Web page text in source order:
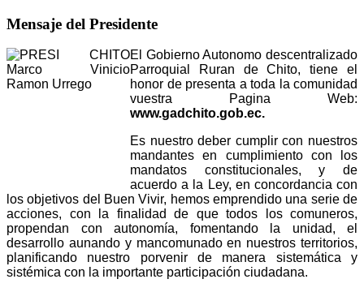
Mensaje del Presidente
El Gobierno Autonomo descentralizado
Parroquial Ruran de Chito, tiene el
honor de presenta a toda la comunidad
vuestra Pagina Web:
www.gadchito.gob.ec.
Es nuestro deber cumplir con nuestros
mandantes en cumplimiento con los
mandatos constitucionales, y de
acuerdo a la Ley, en concordancia con
los objetivos del Buen Vivir, hemos emprendido una serie de
acciones, con la finalidad de que todos los comuneros,
propendan con autonomía, fomentando la unidad, el
desarrollo aunando y mancomunado en nuestros territorios,
planificando nuestro porvenir de manera sistemática y
sistémica con la importante participación ciudadana.